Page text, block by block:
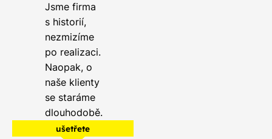
Jsme firma
s historií,
nezmizíme
po realizaci.
Naopak, o
naše klienty
se staráme
dlouhodobě.
ušetřete